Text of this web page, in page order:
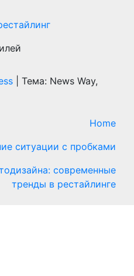
Тема: News Way,
Home
ситуации с пробками
современные
тренды в рестайлинге